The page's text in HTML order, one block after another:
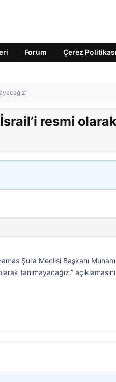
Forum Çerez Politikası
resmi
Şura Meclisi Başkanı
tanımayacağız.” açıklamasını